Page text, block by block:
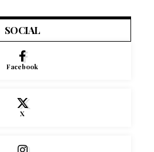
SOCIAL
Facebook
X